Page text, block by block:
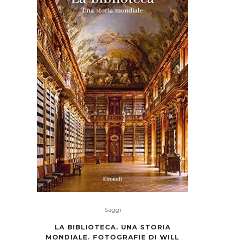
Saggi
LA BIBLIOTECA. UNA STORIA
MONDIALE. FOTOGRAFIE DI WILL